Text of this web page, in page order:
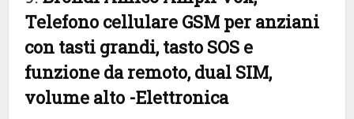
Telefono cellulare GSM per anziani
con tasti grandi, tasto SOS e
funzione da remoto, dual SIM,
volume alto -Elettronica